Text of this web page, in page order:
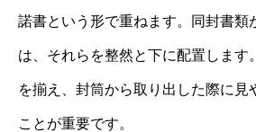
諾書という形で重ねます。同封書類
は、それらを整然と下に配置します
を揃え、封筒から取り出した際に見
ことが重要です。